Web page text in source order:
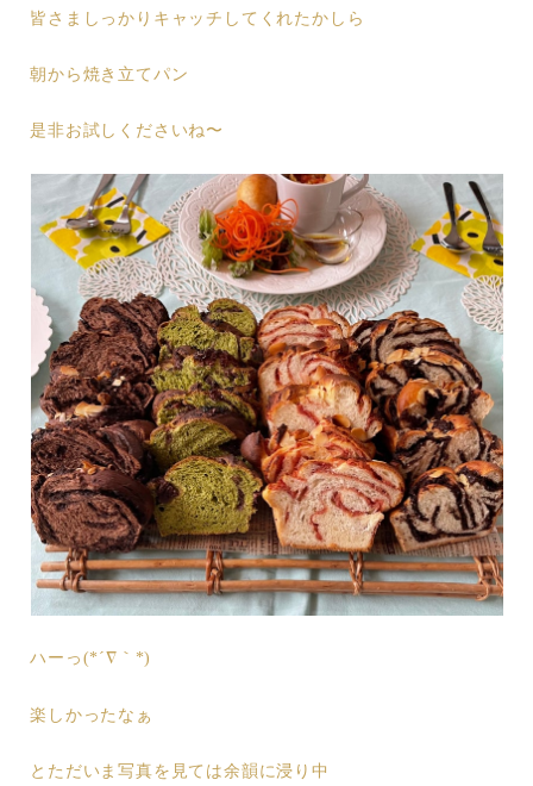
皆さましっかりキャッチしてくれたかしら
朝から焼き立てパン
是非お試しくださいね〜
ハーっ(*´∇｀*)
楽しかったなぁ
とただいま写真を見ては余韻に浸り中